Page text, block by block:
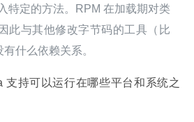
特定的方法。RPM 在加载期对类
此与其他修改字节码的工具（比
什么依赖关系。
支持可以运行在哪些平台和系统之